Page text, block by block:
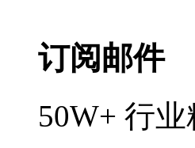
订阅邮件
50W+ 行